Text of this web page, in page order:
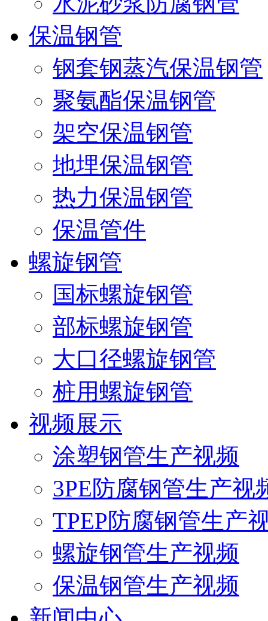
保温钢管
钢套钢蒸汽保温钢管
聚氨酯保温钢管
架空保温钢管
地埋保温钢管
热力保温钢管
保温管件
螺旋钢管
国标螺旋钢管
部标螺旋钢管
大口径螺旋钢管
桩用螺旋钢管
视频展示
涂塑钢管生产视频
3PE防腐钢管生产视
TPEP防腐钢管生产
螺旋钢管生产视频
保温钢管生产视频